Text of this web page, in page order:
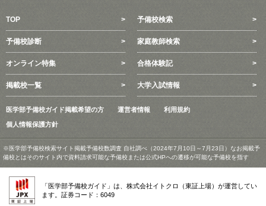
TOP 予備校検索
予備校診断 家庭教師検索
オンライン特集 合格体験記
掲載校一覧 大学入試情報
医学部予備校ガイド掲載希望の方 運営者情報 利用規約
個人情報保護方針
※医学部予備校検索サイト掲載予備校数調査 自社調べ（2024年7月10日～7月23日）なお掲載予
備校とはそのサイト内で資料請求可能な予備校または公式HPへの遷移が可能な予備校を指す
「医学部予備校ガイド」は、株式会社イトクロ（東証上場）が運営してい
ます。証券コード：6049